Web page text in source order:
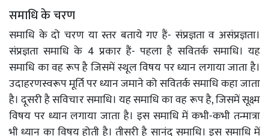
समाधि के चरण
समाधि के दो चरण या स्तर बताये गए हैं- संप्रज्ञता व असंप्रज्ञता।
संप्रज्ञता समाधि के 4 प्रकार हैं- पहला है सवितर्क समाधि। यह
समाधि का वह रूप है जिसमें स्थूल विषय पर ध्यान लगाया जाता है।
उदाहरणस्वरूप मूर्ति पर ध्यान जमाने को सवितर्क समाधि कहा जाता
है। दूसरी है सविचार समाधि। यह समाधि का वह रूप है, जिसमें सूक्ष्म
विषय पर ध्यान लगाया जाता है। इस समाधि में कभी-कभी तन्मात्रा
भी ध्यान का विषय होती है। तीसरी है सानंद समाधि। इस समाधि में